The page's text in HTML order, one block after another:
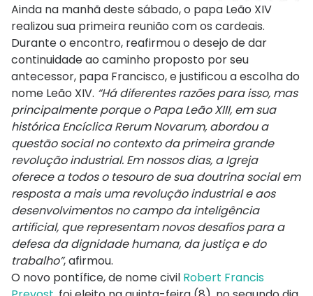
Ainda na manhã deste sábado, o papa Leão XIV
realizou sua primeira reunião com os cardeais.
Durante o encontro, reafirmou o desejo de dar
continuidade ao caminho proposto por seu
antecessor, papa Francisco, e justificou a escolha do
nome Leão XIV. “Há diferentes razões para isso, mas
principalmente porque o Papa Leão XIII, em sua
histórica Encíclica Rerum Novarum, abordou a
questão social no contexto da primeira grande
revolução industrial. Em nossos dias, a Igreja
oferece a todos o tesouro de sua doutrina social em
resposta a mais uma revolução industrial e aos
desenvolvimentos no campo da inteligência
artificial, que representam novos desafios para a
defesa da dignidade humana, da justiça e do
trabalho”, afirmou.
O novo pontífice, de nome civil Robert Francis